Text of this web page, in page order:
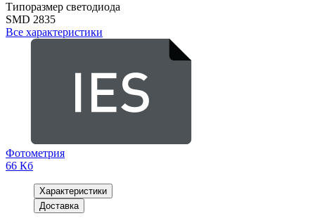
Типоразмер светодиода
SMD 2835
Все характеристики
Фотометрия
66 Кб
Характеристики
Доставка